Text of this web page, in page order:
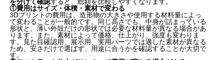
を分けて確認すると、総額を比較しやすくなります。
①費用はサイズ・体積・素材で変わる
3Dプリントの費用は、造形物の大きさや使用する材料量によっ
て変わることが一般的です。同じ高さでも、中身が詰まっている
形状と、薄い外殻だけの形状では必要な材料量が異なる場合があ
ります。また、素材によって価格、仕上がり、強度も変わりま
す。見た目確認用、展示用、実用パーツでは適した素材が異なる
ため、安さだけで選ばず、用途に合うかを確認することが大切で
す。
③3Dデータ作成や修正が必要な場合は追加費用がか
かる
【3Dデータがある場合・ない場合の依頼方法と流れ】
①3Dデータがある場合は形式やエラーを確認する